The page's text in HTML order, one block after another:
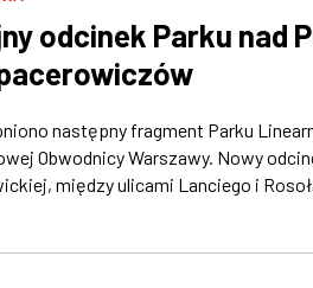
odcinek Parku nad
następny fragment Parku
Obwodnicy Warszawy. Nowy
między ulicami Lanciego i